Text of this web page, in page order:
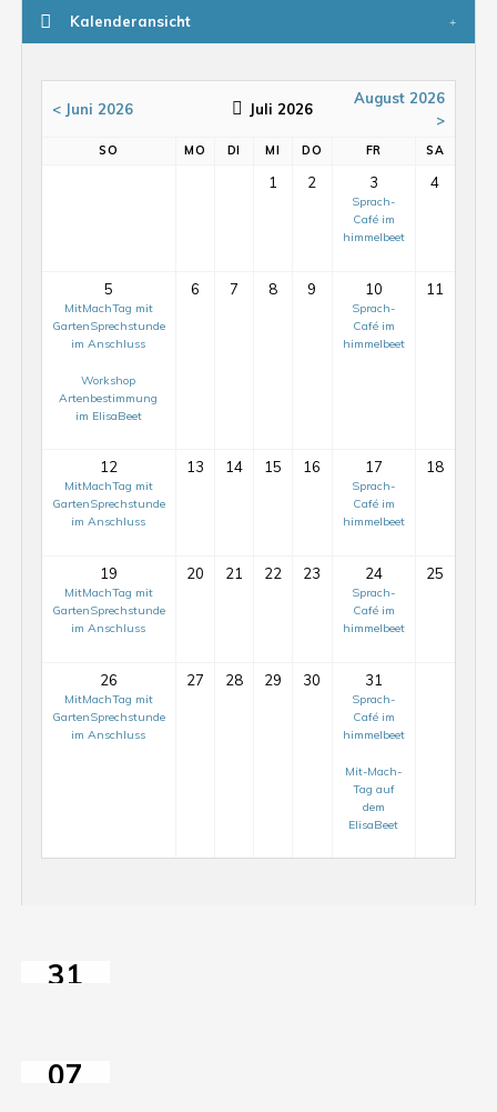
Kalenderansicht
< Juni 2026 Juli 2026
August 2026
>
SO MO DI MI DO FR SA
1 2 3
Sprach-
Café im
himmelbeet
4
5
MitMachTag mit
GartenSprechstunde
im Anschluss
Workshop
Artenbestimmung
im ElisaBeet
6 7 8 9 10
Sprach-
Café im
himmelbeet
11
12
MitMachTag mit
GartenSprechstunde
im Anschluss
13 14 15 16 17
Sprach-
Café im
himmelbeet
18
19
MitMachTag mit
GartenSprechstunde
im Anschluss
20 21 22 23 24
Sprach-
Café im
himmelbeet
25
26
MitMachTag mit
GartenSprechstunde
im Anschluss
27 28 29 30 31
Sprach-
Café im
himmelbeet
Mit-Mach-
Tag auf
dem
ElisaBeet
31
07
Café
Mit-
auf